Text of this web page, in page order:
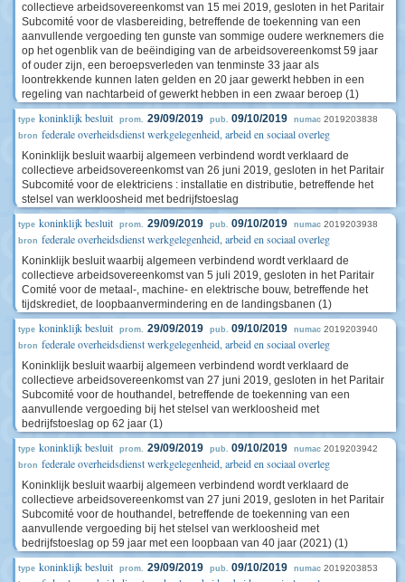
collectieve arbeidsovereenkomst van 15 mei 2019, gesloten in het Paritair
Subcomité voor de vlasbereiding, betreffende de toekenning van een
aanvullende vergoeding ten gunste van sommige oudere werknemers die
op het ogenblik van de beëindiging van de arbeidsovereenkomst 59 jaar
of ouder zijn, een beroepsverleden van tenminste 33 jaar als
loontrekkende kunnen laten gelden en 20 jaar gewerkt hebben in een
regeling van nachtarbeid of gewerkt hebben in een zwaar beroep (1)
type koninklijk besluit prom. 29/09/2019 pub. 09/10/2019 numac 2019203838
bron federale overheidsdienst werkgelegenheid, arbeid en sociaal overleg
Koninklijk besluit waarbij algemeen verbindend wordt verklaard de
collectieve arbeidsovereenkomst van 26 juni 2019, gesloten in het Paritair
Subcomité voor de elektriciens : installatie en distributie, betreffende het
stelsel van werkloosheid met bedrijfstoeslag
type koninklijk besluit prom. 29/09/2019 pub. 09/10/2019 numac 2019203938
bron federale overheidsdienst werkgelegenheid, arbeid en sociaal overleg
Koninklijk besluit waarbij algemeen verbindend wordt verklaard de
collectieve arbeidsovereenkomst van 5 juli 2019, gesloten in het Paritair
Comité voor de metaal-, machine- en elektrische bouw, betreffende het
tijdskrediet, de loopbaanvermindering en de landingsbanen (1)
type koninklijk besluit prom. 29/09/2019 pub. 09/10/2019 numac 2019203940
bron federale overheidsdienst werkgelegenheid, arbeid en sociaal overleg
Koninklijk besluit waarbij algemeen verbindend wordt verklaard de
collectieve arbeidsovereenkomst van 27 juni 2019, gesloten in het Paritair
Subcomité voor de houthandel, betreffende de toekenning van een
aanvullende vergoeding bij het stelsel van werkloosheid met
bedrijfstoeslag op 62 jaar (1)
type koninklijk besluit prom. 29/09/2019 pub. 09/10/2019 numac 2019203942
bron federale overheidsdienst werkgelegenheid, arbeid en sociaal overleg
Koninklijk besluit waarbij algemeen verbindend wordt verklaard de
collectieve arbeidsovereenkomst van 27 juni 2019, gesloten in het Paritair
Subcomité voor de houthandel, betreffende de toekenning van een
aanvullende vergoeding bij het stelsel van werkloosheid met
bedrijfstoeslag op 59 jaar met een loopbaan van 40 jaar (2021) (1)
type koninklijk besluit prom. 29/09/2019 pub. 09/10/2019 numac 2019203853